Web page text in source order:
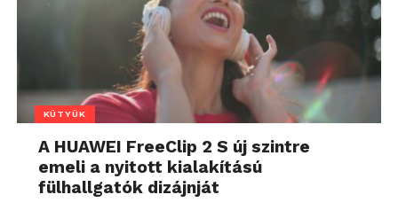
KÜTYÜK
A HUAWEI FreeClip 2 S új szintre
emeli a nyitott kialakítású
fülhallgatók dizájnját